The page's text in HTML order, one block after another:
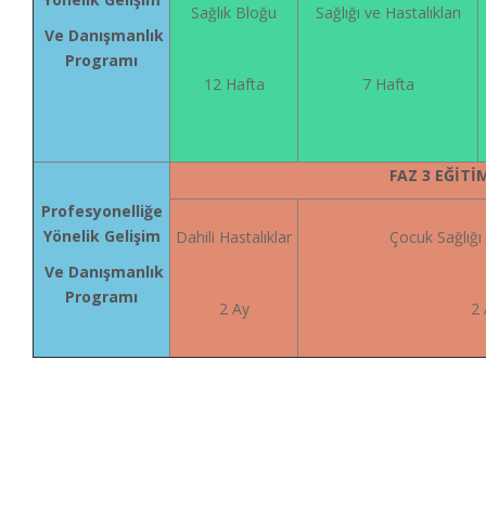
Ve Danışmanlık
Programı
Sağlık Bloğu
12 Hafta
Sağlığı ve Hastalıkları
7 Hafta
Profesyonelliğe
Yönelik Gelişim
Ve Danışmanlık
Programı
FAZ 3
Dahili Hastalıklar
2 Ay
Çocuk
2